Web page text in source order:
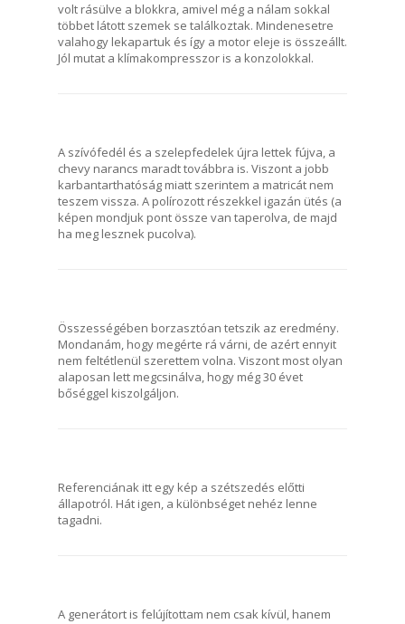
volt rásülve a blokkra, amivel még a nálam sokkal
többet látott szemek se találkoztak. Mindenesetre
valahogy lekapartuk és így a motor eleje is összeállt.
Jól mutat a klímakompresszor is a konzolokkal.
A szívófedél és a szelepfedelek újra lettek fújva, a
chevy narancs maradt továbbra is. Viszont a jobb
karbantarthatóság miatt szerintem a matricát nem
teszem vissza. A polírozott részekkel igazán ütés (a
képen mondjuk pont össze van taperolva, de majd
ha meg lesznek pucolva).
Összességében borzasztóan tetszik az eredmény.
Mondanám, hogy megérte rá várni, de azért ennyit
nem feltétlenül szerettem volna. Viszont most olyan
alaposan lett megcsinálva, hogy még 30 évet
bőséggel kiszolgáljon.
Referenciának itt egy kép a szétszedés előtti
állapotról. Hát igen, a különbséget nehéz lenne
tagadni.
A generátort is felújítottam nem csak kívül, hanem